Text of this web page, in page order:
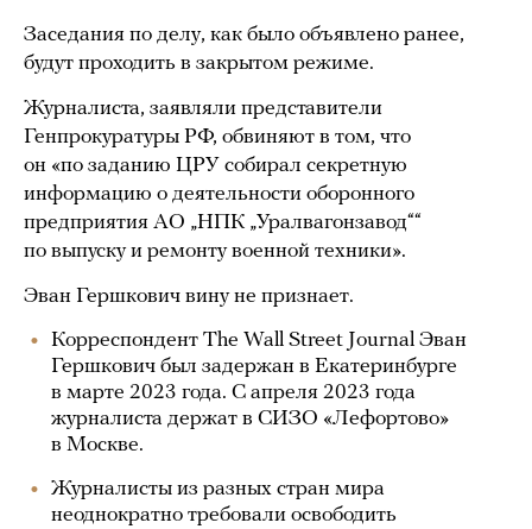
Заседания по делу, как было объявлено ранее,
будут проходить в закрытом режиме.
Журналиста, заявляли представители
Генпрокуратуры РФ, обвиняют в том, что
он «по заданию ЦРУ собирал секретную
информацию о деятельности оборонного
предприятия АО „НПК „Уралвагонзавод““
по выпуску и ремонту военной техники».
Эван Гершкович вину не признает.
Корреспондент The Wall Street Journal Эван
Гершкович был задержан в Екатеринбурге
в марте 2023 года. С апреля 2023 года
журналиста держат в СИЗО «Лефортово»
в Москве.
Журналисты из разных стран мира
неоднократно требовали освободить